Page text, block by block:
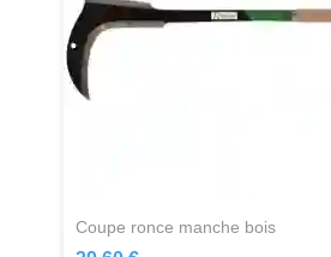
coupe ronce manche bois